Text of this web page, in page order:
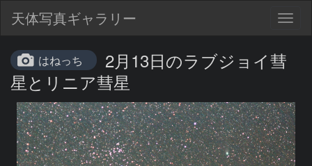
天体写真ギャラリー
はねっち
2月13日のラブジョイ彗
星とリニア彗星